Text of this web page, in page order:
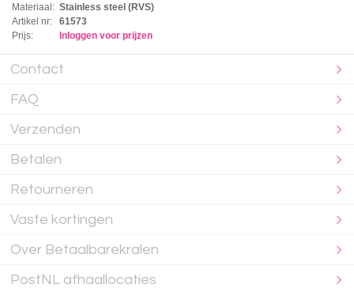
Materiaal: Stainless steel (RVS)
Artikel nr:
61573
Prijs:
Inloggen voor prijzen
Contact
FAQ
Verzenden
Betalen
Retourneren
Vaste kortingen
Over Betaalbarekralen
PostNL afhaallocaties